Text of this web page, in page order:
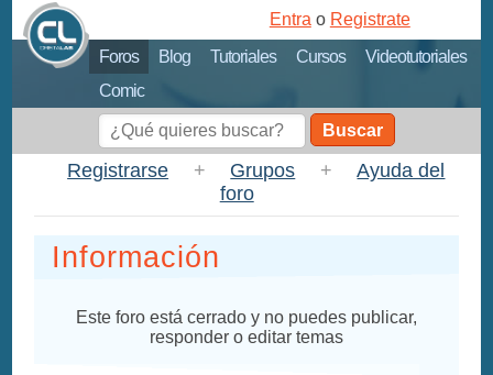
Foros Blog Tutoriales Cursos
Videotutoriales
Comic
Entra o Registrate
Buscar
Registrarse + Grupos +
Ayuda del
foro
Información
Este foro está cerrado y no puedes publicar,
responder o editar temas